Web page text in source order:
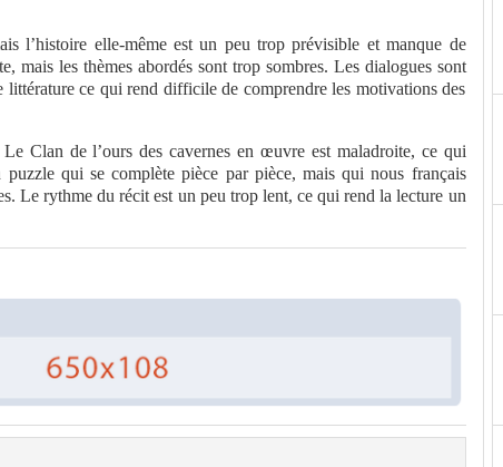
l’histoire elle-même est un peu trop prévisible et manque de
mais les thèmes abordés sont trop sombres. Les dialogues sont
littérature ce qui rend difficile de comprendre les motivations des
Clan de l’ours des cavernes en œuvre est maladroite, ce qui
puzzle qui se complète pièce par pièce, mais qui nous français
Le rythme du récit est un peu trop lent, ce qui rend la lecture un